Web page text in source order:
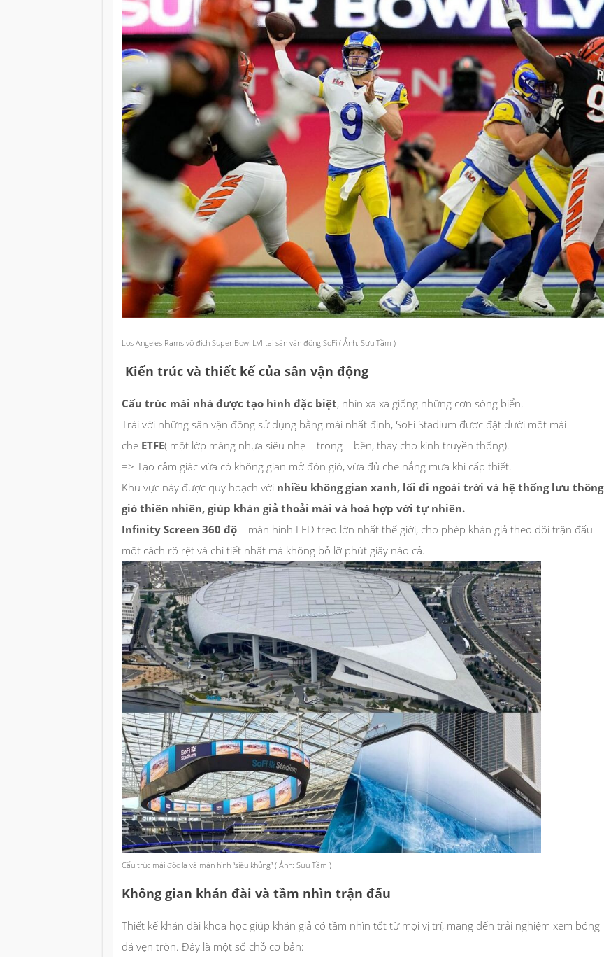
Los Angeles Rams vô địch Super Bowl LVI tại sân vận động SoFi ( Ảnh: Sưu Tầm )
Kiến trúc và thiết kế của sân vận động
Cấu trúc mái nhà được tạo hình đặc biệt, nhìn xa xa giống những cơn sóng biển.
Trái với những sân vận động sử dụng bằng mái nhất định, SoFi Stadium được đặt dưới một mái
che ETFE( một lớp màng nhựa siêu nhẹ – trong – bền, thay cho kính truyền thống).
=> Tạo cảm giác vừa có không gian mở đón gió, vừa đủ che nắng mưa khi cấp thiết.
Khu vực này được quy hoạch với nhiều không gian xanh, lối đi ngoài trời và hệ thống lưu thông
gió thiên nhiên, giúp khán giả thoải mái và hoà hợp với tự nhiên.
Infinity Screen 360 độ – màn hình LED treo lớn nhất thế giới, cho phép khán giả theo dõi trận đấu
một cách rõ rệt và chi tiết nhất mà không bỏ lỡ phút giây nào cả.
Cấu trúc mái độc lạ và màn hình “siêu khủng” ( Ảnh: Sưu Tầm )
Không gian khán đài và tầm nhìn trận đấu
Thiết kế khán đài khoa học giúp khán giả có tầm nhìn tốt từ mọi vị trí, mang đến trải nghiệm xem bóng
đá vẹn tròn. Đây là một số chỗ cơ bản: